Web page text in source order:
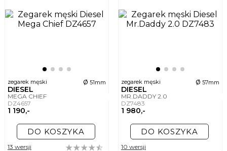
zegarek męski ø 51mm
DIESEL
MEGA CHIEF
DZ4657
1 190,-
DO KOSZYKA
13 wersji
zegarek męski ø 57mm
DIESEL
MR.DADDY 2.0
DZ7483
1 980,-
DO KOSZYKA
10 wersji